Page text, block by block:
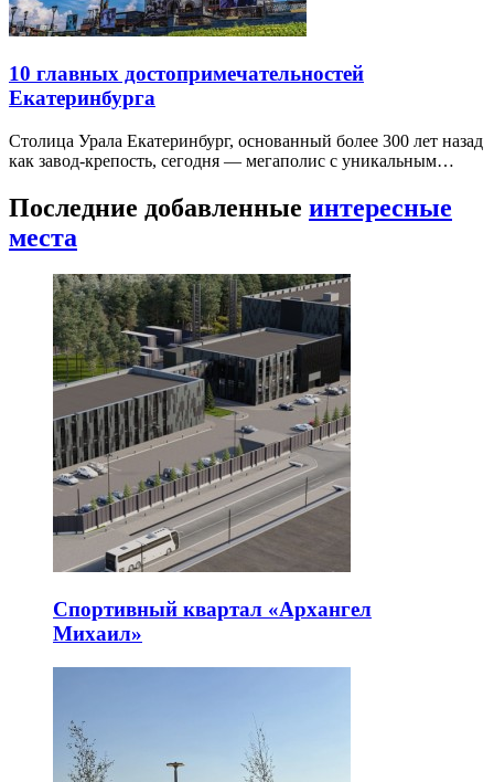
10 главных достопримечательностей
Екатеринбурга
Столица Урала Екатеринбург, основанный более 300 лет назад
как завод-крепость, сегодня — мегаполис с уникальным…
Последние добавленные интересные
места
Спортивный квартал «Архангел
Михаил»